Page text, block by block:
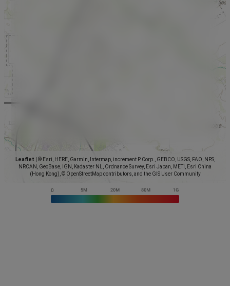
Leaflet
© Esri, HERE, Garmin, Intermap, increment P Corp., GEBCO, USGS, FAO, NPS,
NRCAN, GeoBase, IGN, Kadaster NL, Ordnance Survey, Esri Japan, METI, Esri China
(Hong Kong), © OpenStreetMap contributors, and the GIS User Community